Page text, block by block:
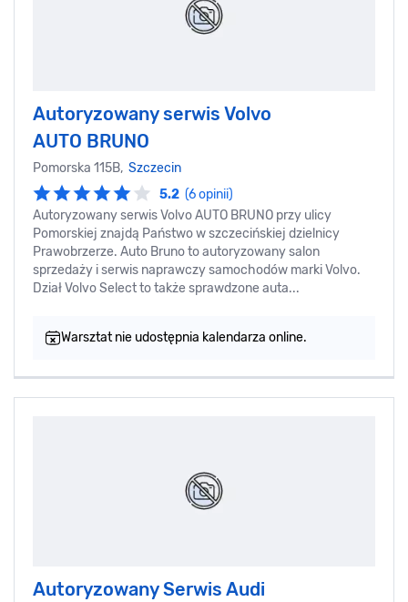
Autoryzowany serwis Volvo
AUTO BRUNO
Pomorska 115B, Szczecin
5.2 (6 opinii)
Autoryzowany serwis Volvo AUTO BRUNO przy ulicy
Pomorskiej znajdą Państwo w szczecińskiej dzielnicy
Prawobrzerze. Auto Bruno to autoryzowany salon
sprzedaży i serwis naprawczy samochodów marki Volvo.
Dział Volvo Select to także sprawdzone auta...
Warsztat nie udostępnia kalendarza online.
Autoryzowany Serwis Audi